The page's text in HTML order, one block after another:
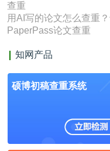
查重
用AI写的论文怎么查重
PaperPass论文查重
知网产品
硕博初稿查重系统